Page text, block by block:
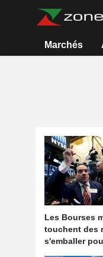
Marchés
Les Bourses
touchent des
s'emballer